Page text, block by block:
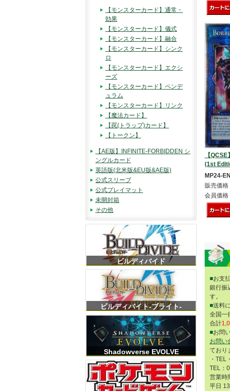
【
(1st
MP24-
販売価格
会員価格
■お支
銀行振
す。
■送料
全国一
合計
■お問
お問い
ており
・TEL
TEL：
営業時
平日
【モンスターカード】通常・
効果
【モンスターカード】儀式
【モンスターカード】融合
【モンスターカード】シンク
ロ
【モンスターカード】エクシ
ーズ
【モンスターカード】ペンデ
ュラム
【モンスターカード】リンク
【魔法カード】
【罠(トラップ)カード】
【トークン】
【AE版】INFINITE-FORBIDDEN シ
ングルカード
英語版(北米版&EU版&AE版)
公式スリーブ
公式プレイマット
未開封箱
その他
ビルディバイド
ビルディバイト-ブライト-
Shadowverse EVOLVE